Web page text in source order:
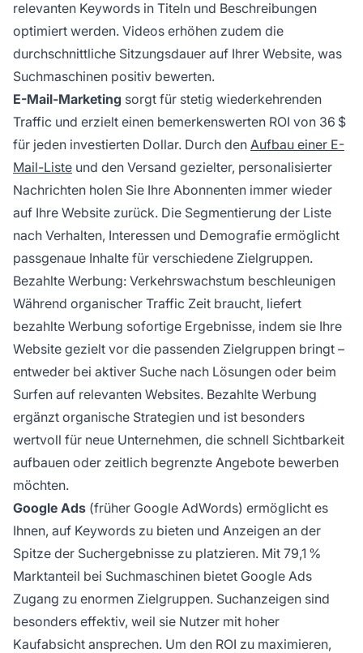
relevanten Keywords in Titeln und Beschreibungen
optimiert werden. Videos erhöhen zudem die
durchschnittliche Sitzungsdauer auf Ihrer Website, was
Suchmaschinen positiv bewerten.
E-Mail-Marketing sorgt für stetig wiederkehrenden
Traffic und erzielt einen bemerkenswerten ROI von 36 $
für jeden investierten Dollar. Durch den Aufbau einer E-
Mail-Liste und den Versand gezielter, personalisierter
Nachrichten holen Sie Ihre Abonnenten immer wieder
auf Ihre Website zurück. Die Segmentierung der Liste
nach Verhalten, Interessen und Demografie ermöglicht
passgenaue Inhalte für verschiedene Zielgruppen.
Bezahlte Werbung: Verkehrswachstum beschleunigen
Während organischer Traffic Zeit braucht, liefert
bezahlte Werbung sofortige Ergebnisse, indem sie Ihre
Website gezielt vor die passenden Zielgruppen bringt –
entweder bei aktiver Suche nach Lösungen oder beim
Surfen auf relevanten Websites. Bezahlte Werbung
ergänzt organische Strategien und ist besonders
wertvoll für neue Unternehmen, die schnell Sichtbarkeit
aufbauen oder zeitlich begrenzte Angebote bewerben
möchten.
Google Ads (früher Google AdWords) ermöglicht es
Ihnen, auf Keywords zu bieten und Anzeigen an der
Spitze der Suchergebnisse zu platzieren. Mit 79,1 %
Marktanteil bei Suchmaschinen bietet Google Ads
Zugang zu enormen Zielgruppen. Suchanzeigen sind
besonders effektiv, weil sie Nutzer mit hoher
Kaufabsicht ansprechen. Um den ROI zu maximieren,